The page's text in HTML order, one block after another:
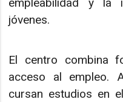
jóvenes.
El centro combina
acceso al empleo.
cursan estudios en